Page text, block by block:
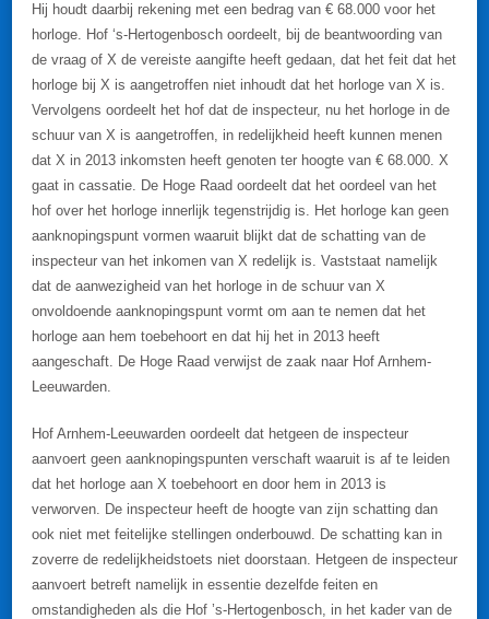
Hij houdt daarbij rekening met een bedrag van € 68.000 voor het
horloge. Hof ‘s-Hertogenbosch oordeelt, bij de beantwoording van
de vraag of X de vereiste aangifte heeft gedaan, dat het feit dat het
horloge bij X is aangetroffen niet inhoudt dat het horloge van X is.
Vervolgens oordeelt het hof dat de inspecteur, nu het horloge in de
schuur van X is aangetroffen, in redelijkheid heeft kunnen menen
dat X in 2013 inkomsten heeft genoten ter hoogte van € 68.000. X
gaat in cassatie. De Hoge Raad oordeelt dat het oordeel van het
hof over het horloge innerlijk tegenstrijdig is. Het horloge kan geen
aanknopingspunt vormen waaruit blijkt dat de schatting van de
inspecteur van het inkomen van X redelijk is. Vaststaat namelijk
dat de aanwezigheid van het horloge in de schuur van X
onvoldoende aanknopingspunt vormt om aan te nemen dat het
horloge aan hem toebehoort en dat hij het in 2013 heeft
aangeschaft. De Hoge Raad verwijst de zaak naar Hof Arnhem-
Leeuwarden.
Hof Arnhem-Leeuwarden oordeelt dat hetgeen de inspecteur
aanvoert geen aanknopingspunten verschaft waaruit is af te leiden
dat het horloge aan X toebehoort en door hem in 2013 is
verworven. De inspecteur heeft de hoogte van zijn schatting dan
ook niet met feitelijke stellingen onderbouwd. De schatting kan in
zoverre de redelijkheidstoets niet doorstaan. Hetgeen de inspecteur
aanvoert betreft namelijk in essentie dezelfde feiten en
omstandigheden als die Hof ’s-Hertogenbosch, in het kader van de